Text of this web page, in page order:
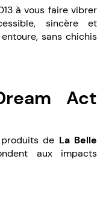
à vous faire vibrer
sincère et
sans chichis
Act
de La Belle
aux impacts